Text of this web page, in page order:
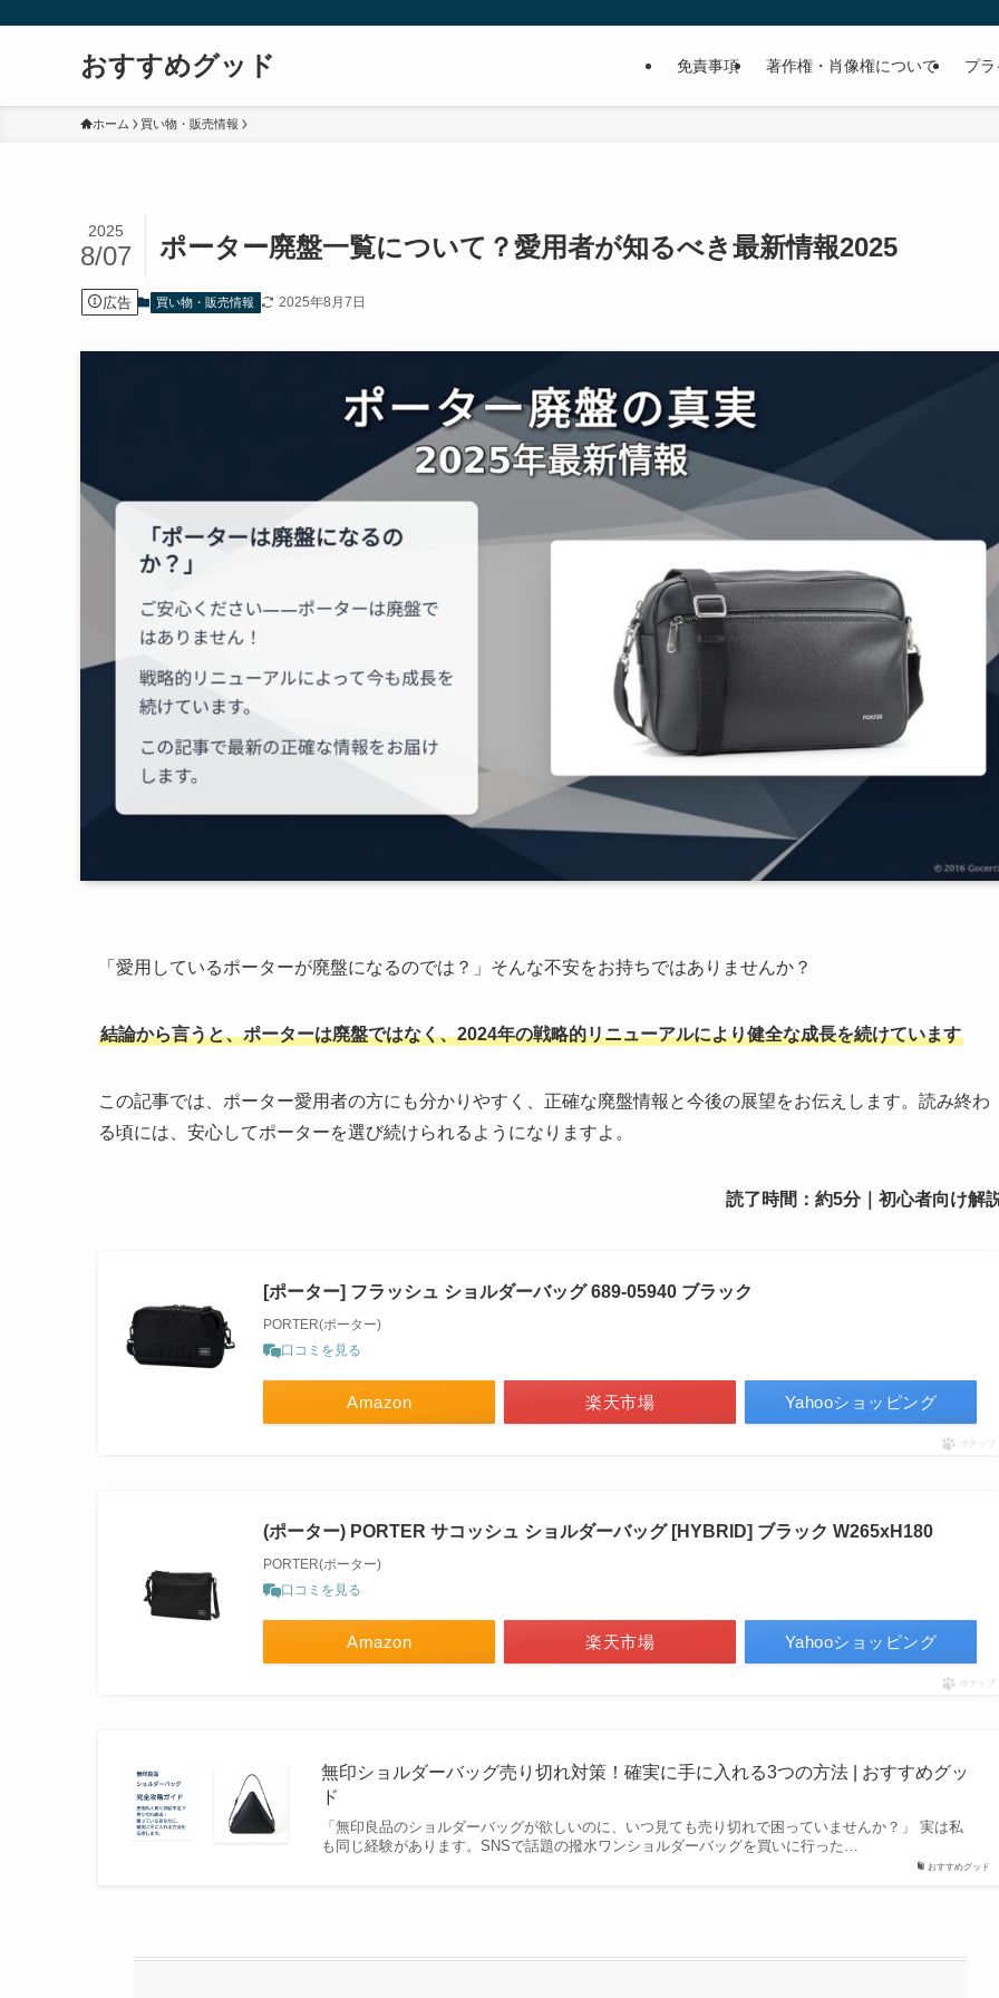
おすすめグッド 免責事項 著作権・肖像権について プ
ホーム 買い物・販売情報
ポーター廃盤一覧について？愛用者が知るべき最新情報2025
2025
8/07
広告 買い物・販売情報 2025年8月7日
「愛用しているポーターが廃盤になるのでは？」そんな不安をお持ちではありませんか？
結論から言うと、ポーターは廃盤ではなく、2024年の戦略的リニューアルにより健全な成長を続けています
この記事では、ポーター愛用者の方にも分かりやすく、正確な廃盤情報と今後の展望をお伝えします。読み終わ
る頃には、安心してポーターを選び続けられるようになりますよ。
読了時間：約5分｜初心者向け解
[ポーター] フラッシュ ショルダーバッグ 689-05940 ブラック
PORTER(ポーター)
口コミを見る
Amazon 楽天市場 Yahooショッピング
ポチップ
(ポーター) PORTER サコッシュ ショルダーバッグ [HYBRID] ブラック W265xH180
PORTER(ポーター)
口コミを見る
Amazon 楽天市場 Yahooショッピング
ポチップ
おすすめグッド
無印ショルダーバッグ売り切れ対策！確実に手に入れる3つの方法 | おすすめグッ
ド
「無印良品のショルダーバッグが欲しいのに、いつ見ても売り切れで困っていませんか？」 実は私
も同じ経験があります。SNSで話題の撥水ワンショルダーバッグを買いに行った…